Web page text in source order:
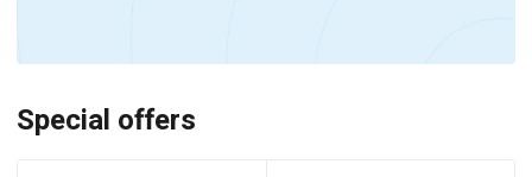
Special offers